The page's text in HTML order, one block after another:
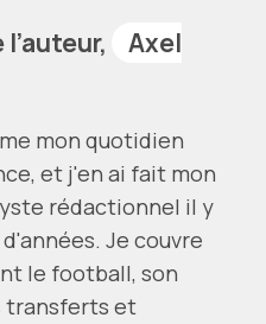
Axel
mon quotidien
et j'en ai fait mon
rédactionnel il y
Je couvre
le football, son
transferts et